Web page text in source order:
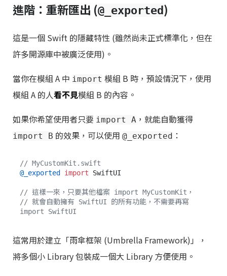
進階：重新匯出 (@_exported)
這是一個 Swift 的隱藏特性 (雖然尚未正式標準化，但在
許多開源庫中被廣泛使用)。
當你在模組 A 中 import 模組 B 時，預設情況下，使用
模組 A 的人看不見模組 B 的內容。
如果你希望使用者只要 import A ，就能自動獲得
import B 的效果，可以使用 @_exported ：
// MyCustomKit.swift
@_exported
import SwiftUI
// 這樣一來，只要其他檔案 import MyCustomKit，
// 就會自動擁有 SwiftUI 的所有功能，不需要再寫
import SwiftUI
這常用於建立「雨傘框架 (Umbrella Framework)」，
將多個小 Library 包裝成一個大 Library 方便使用。